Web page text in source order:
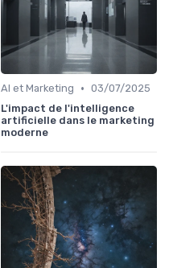
AI et Marketing • 03/07/2025
L'impact de l'intelligence
artificielle dans le marketing
moderne